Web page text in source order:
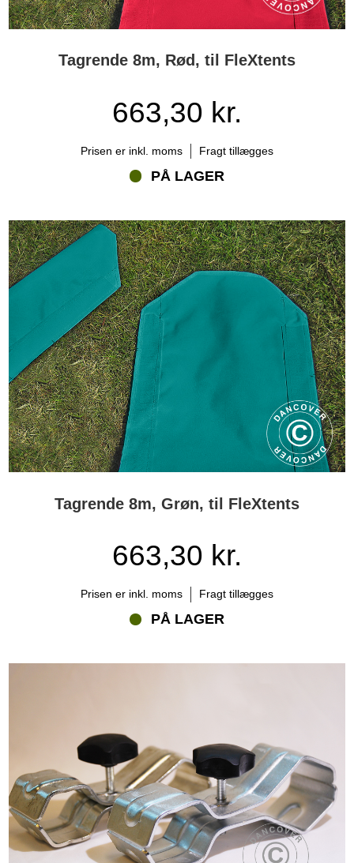
Tagrende 8m, Rød, til FleXtents
663,30 kr.
Prisen er inkl. moms Fragt tillægges
PÅ LAGER
Tagrende 8m, Grøn, til FleXtents
663,30 kr.
Prisen er inkl. moms Fragt tillægges
PÅ LAGER